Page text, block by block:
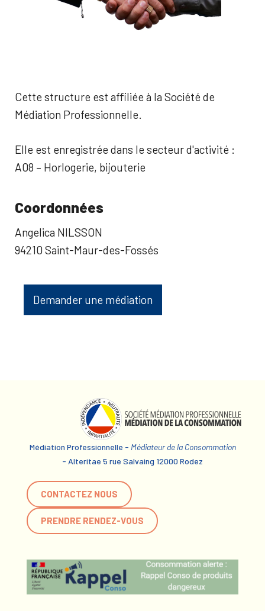
Cette structure est affiliée à la Société de
Médiation Professionnelle.
Elle est enregistrée dans le secteur d'activité :
A08 – Horlogerie, bijouterie
Coordonnées
Angelica NILSSON
94210 Saint-Maur-des-Fossés
Demander une médiation
Médiation Professionnelle - Médiateur de la Consommation
- Alteritae 5 rue Salvaing 12000 Rodez
CONTACTEZ NOUS
PRENDRE RENDEZ-VOUS